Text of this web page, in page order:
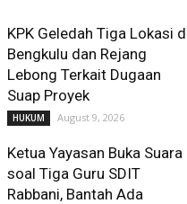
KPK Geledah Tiga Lokasi
Bengkulu dan Rejang
Lebong Terkait Dugaan
Suap Proyek
HUKUM August 9, 2026
Ketua Yayasan Buka Suara
soal Tiga Guru SDIT
Rabbani, Bantah Ada